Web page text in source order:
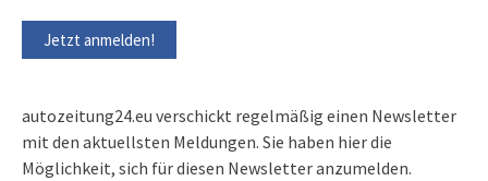
autozeitung24.eu verschickt regelmäßig einen Newsletter
mit den aktuellsten Meldungen. Sie haben hier die
Möglichkeit, sich für diesen Newsletter anzumelden.